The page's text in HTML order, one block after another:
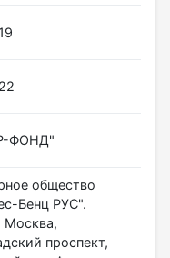
ФОНД"
общество
Бенц РУС".
Москва,
проспект,